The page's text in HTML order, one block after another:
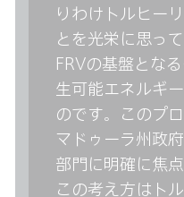
りわけトルヒー
とを光栄に思っ
FRVの基盤とな
生可能エネルギ
のです。このプ
マドゥーラ州政
部門に明確に焦
この考え方はト